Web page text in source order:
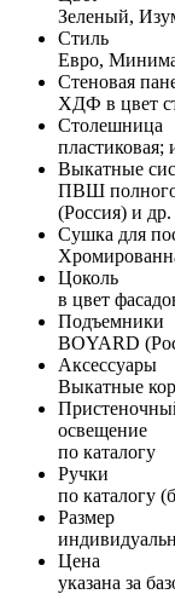
Зеленый,
Стиль
Евро,
Стеновая
ХДФ в цвет
Столешница
пластиковая;
Выкатные
ПВШ полного
(Россия) и др.
Сушка для
Цоколь
в цвет
Подъемники
BOYARD
Аксессуары
Выкатные
освещение
по каталогу
Ручки
по каталогу
Размер
Цена
указана за